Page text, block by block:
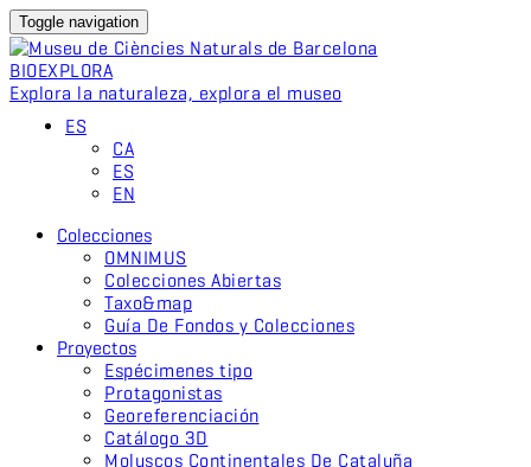
Toggle navigation
BIOEXPLORA
Explora la naturaleza, explora el museo
ES
CA
ES
EN
Colecciones
OMNIMUS
Colecciones Abiertas
Taxo&map
Guía De Fondos y Colecciones
Proyectos
Espécimenes tipo
Protagonistas
Georeferenciación
Catálogo 3D
Moluscos Continentales De Cataluña